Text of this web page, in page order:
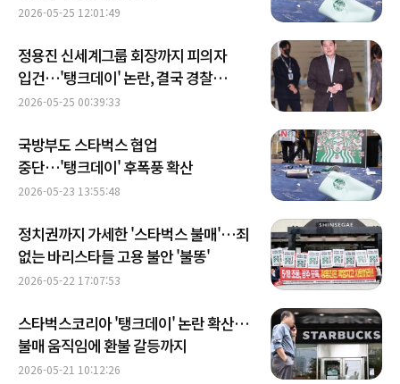
2026-05-25 12:01:49
정용진 신세계그룹 회장까지 피의자
입건…'탱크데이' 논란, 결국 경찰
수사로
2026-05-25 00:39:33
국방부도 스타벅스 협업
중단…'탱크데이' 후폭풍 확산
2026-05-23 13:55:48
정치권까지 가세한 '스타벅스 불매'…죄
없는 바리스타들 고용 불안 '불똥'
2026-05-22 17:07:53
스타벅스코리아 '탱크데이' 논란 확산…
불매 움직임에 환불 갈등까지
2026-05-21 10:12:26